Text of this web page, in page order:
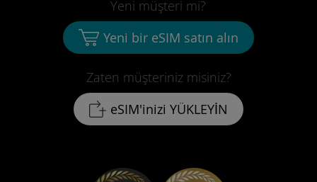
Zaten müşteriniz misiniz?
eSIM'inizi YÜKLEYİN
Yeni müşteri mi?
Yeni bir eSIM satın alın